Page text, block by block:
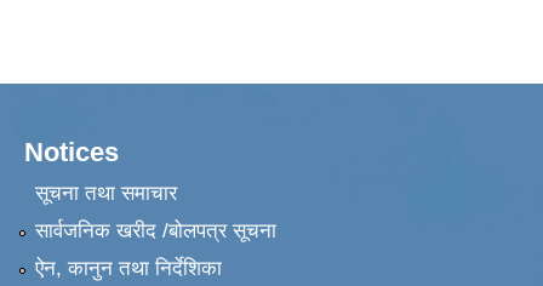
Notices
सूचना तथा समाचार
सार्वजनिक खरीद /बोलपत्र सूचना
ऐन, कानुन तथा निर्देशिका